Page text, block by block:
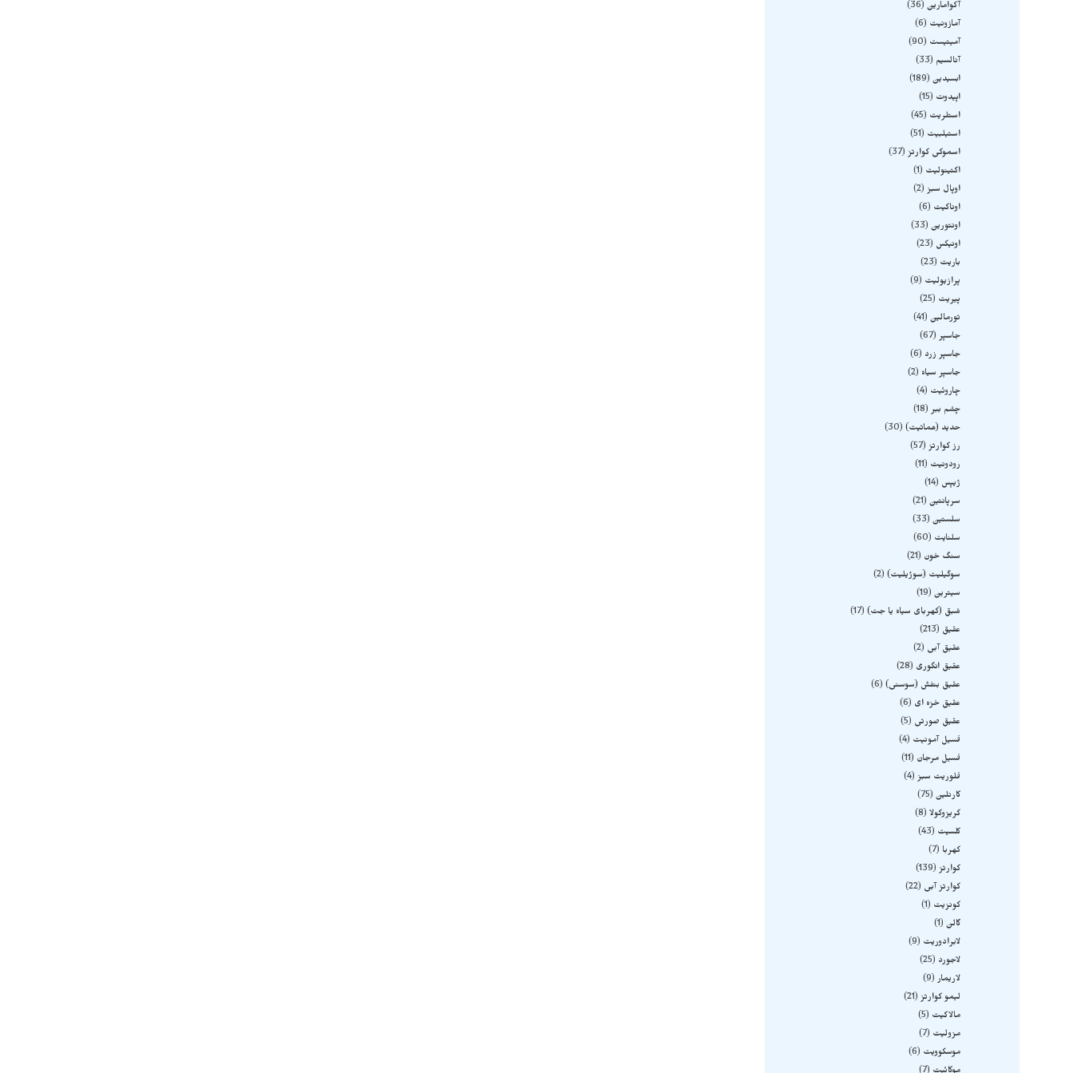
آکوامارین 36
آمازونیت
6
آمیتیست
90
آنالسیم
33
ابسیدین 189
اپیدوت
15
استلریت
45
استیلبیت
51
اسموکی کوارتز 37
اکتینولیت
1
اوپال سبز 2
اوناکیت
6
اونتورین 33
اونیکس
23
باریت
23
پرازیولیت
9
پیریت
25
تورمالین 41
جاسپر 67
جاسپر زرد
6
جاسپر سیاه
2
چاروئیت
4
چشم ببر 18
حدید (هماتیت) 30
رز کوارتز 57
رودونیت
11
ژیپس
14
سرپانتین 21
سلستین 33
سلنایت
60
سنگ خون
21
سوگیلیت (سوژیلیت) 2
سیترین 19
شبق (کهربای سیاه یا جت) 17
عقیق
213
عقیق آبی
2
عقیق انگوری
28
عقیق بنفش (سوسنی) 6
عقیق خزه ای
6
عقیق صورتی
5
فسیل آمونیت
4
فسیل مرجان
11
فلوریت سبز 4
کارنلین 75
کریزوکولا 8
کلسیت
43
کهربا
7
کوارتز 139
کوارتز آبی
22
کونزیت
1
گالن 1
لابرادوریت
9
لاجورد
25
لاریمار 9
لیمو کوارتز 21
مالاکیت
5
مزولیت
7
موسکوویت
6